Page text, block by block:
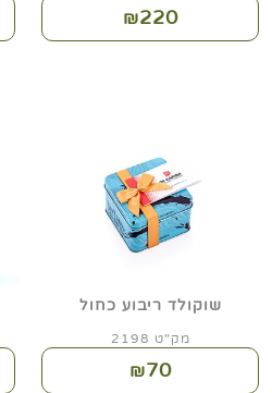
₪220
שוקולד ריבוע כחול
מק"ט 2198
₪70